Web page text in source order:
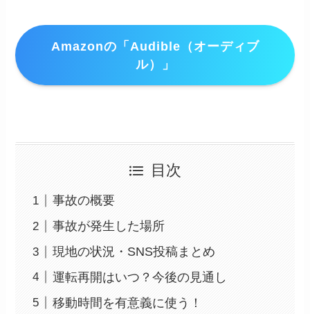
Amazonの「Audible（オーディブ
ル）」
目次
事故の概要
事故が発生した場所
現地の状況・SNS投稿まとめ
運転再開はいつ？今後の見通し
移動時間を有意義に使う！